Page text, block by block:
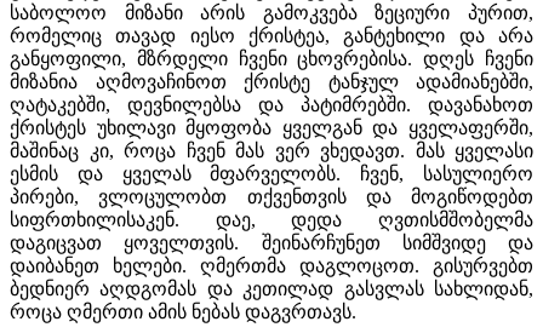
საბოლოო მიზანი არის გამოკვება ზეციური პურით,
რომელიც თავად იესო ქრისტეა, განტეხილი და არა
განყოფილი, მზრდელი ჩვენი ცხოვრებისა. დღეს ჩვენი
მიზანია აღმოვაჩინოთ ქრისტე ტანჯულ ადამიანებში,
ღატაკებში, დევნილებსა და პატიმრებში. დავანახოთ
ქრისტეს უხილავი მყოფობა ყველგან და ყველაფერში,
მაშინაც კი, როცა ჩვენ მას ვერ ვხედავთ. მას ყველასი
ესმის და ყველას მფარველობს. ჩვენ, სასულიერო
პირები, ვლოცულობთ თქვენთვის და მოგიწოდებთ
სიფრთხილისაკენ. დაე, დედა ღვთისმშობელმა
დაგიცვათ ყოველთვის. შეინარჩუნეთ სიმშვიდე და
დაიბანეთ ხელები. ღმერთმა დაგლოცოთ. გისურვებთ
ბედნიერ აღდგომას და კეთილად გასვლას სახლიდან,
როცა ღმერთი ამის ნებას დაგვრთავს.